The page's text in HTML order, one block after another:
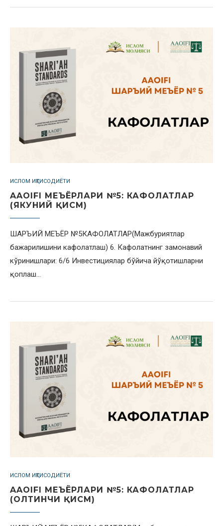
ИСЛОМ ИҚТИСОДИЁТИ
AAOIFI МЕЪЁРЛАРИ №5: КАФОЛАТЛАР
(ЯКУНИЙ ҚИСМ)
ШАРЪИЙ МЕЪЁР №5КАФОЛАТЛАР(Мажбуриятлар
бажарилишини кафолатлаш) 6. Кафолатнинг замонавий
кўринишлари: 6/6 Инвестициялар бўйича йўқотишларни
қоплаш…
ИСЛОМ ИҚТИСОДИЁТИ
AAOIFI МЕЪЁРЛАРИ №5: КАФОЛАТЛАР
(ОЛТИНЧИ ҚИСМ)